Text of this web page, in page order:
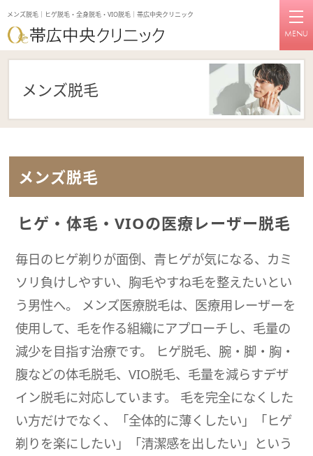
メンズ脱毛｜ヒゲ脱毛・全身脱毛・VIO脱毛｜帯広中央クリニック
MENU
メンズ脱毛
メンズ脱毛
ヒゲ・体毛・VIOの医療レーザー脱毛
毎日のヒゲ剃りが面倒、青ヒゲが気になる、カミ
ソリ負けしやすい、胸毛やすね毛を整えたいとい
う男性へ。 メンズ医療脱毛は、医療用レーザーを
使用して、毛を作る組織にアプローチし、毛量の
減少を目指す治療です。 ヒゲ脱毛、腕・脚・胸・
腹などの体毛脱毛、VIO脱毛、毛量を減らすデザ
イン脱毛に対応しています。 毛を完全になくした
い方だけでなく、「全体的に薄くしたい」「ヒゲ
剃りを楽にしたい」「清潔感を出したい」という